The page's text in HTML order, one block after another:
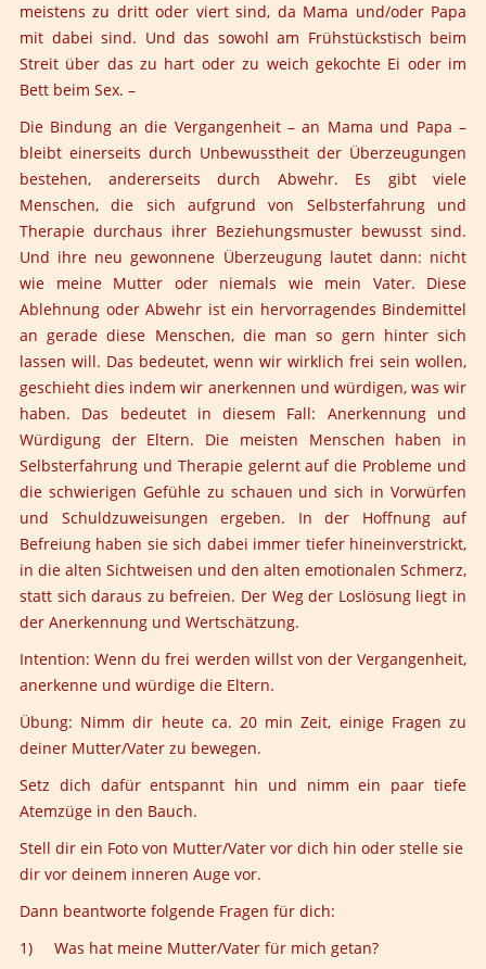
meistens zu dritt oder viert sind, da Mama und/oder Papa
mit dabei sind. Und das sowohl am Frühstückstisch beim
Streit über das zu hart oder zu weich gekochte Ei oder im
Bett beim Sex. –
Die Bindung an die Vergangenheit – an Mama und Papa –
bleibt einerseits durch Unbewusstheit der Überzeugungen
bestehen, andererseits durch Abwehr. Es gibt viele
Menschen, die sich aufgrund von Selbsterfahrung und
Therapie durchaus ihrer Beziehungsmuster bewusst sind.
Und ihre neu gewonnene Überzeugung lautet dann: nicht
wie meine Mutter oder niemals wie mein Vater. Diese
Ablehnung oder Abwehr ist ein hervorragendes Bindemittel
an gerade diese Menschen, die man so gern hinter sich
lassen will. Das bedeutet, wenn wir wirklich frei sein wollen,
geschieht dies indem wir anerkennen und würdigen, was wir
haben. Das bedeutet in diesem Fall: Anerkennung und
Würdigung der Eltern. Die meisten Menschen haben in
Selbsterfahrung und Therapie gelernt auf die Probleme und
die schwierigen Gefühle zu schauen und sich in Vorwürfen
und Schuldzuweisungen ergeben. In der Hoffnung auf
Befreiung haben sie sich dabei immer tiefer hineinverstrickt,
in die alten Sichtweisen und den alten emotionalen Schmerz,
statt sich daraus zu befreien. Der Weg der Loslösung liegt in
der Anerkennung und Wertschätzung.
Intention: Wenn du frei werden willst von der Vergangenheit,
anerkenne und würdige die Eltern.
Übung: Nimm dir heute ca. 20 min Zeit, einige Fragen zu
deiner Mutter/Vater zu bewegen.
Setz dich dafür entspannt hin und nimm ein paar tiefe
Atemzüge in den Bauch.
Stell dir ein Foto von Mutter/Vater vor dich hin oder stelle sie
dir vor deinem inneren Auge vor.
Dann beantworte folgende Fragen für dich:
1) Was hat meine Mutter/Vater für mich getan?